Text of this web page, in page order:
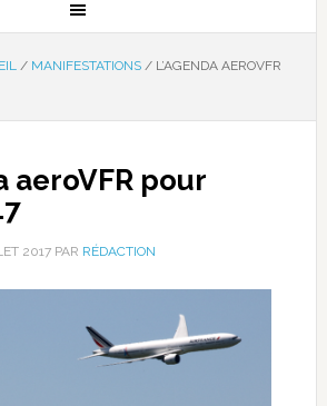
/ MANIFESTATIONS /L’AGENDA AEROVFR
aeroVFR pour
2017PAR RÉDACTION